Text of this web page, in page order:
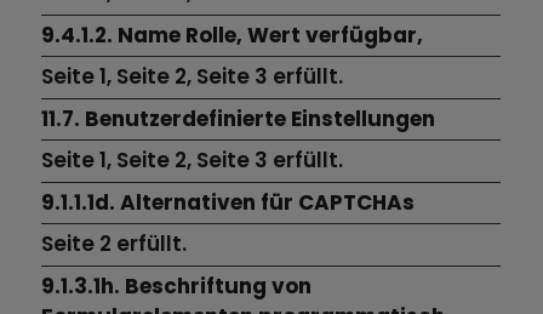
9.4.1.2. Name Rolle, Wert verfügbar,
Seite 1, Seite 2, Seite 3 erfüllt.
11.7. Benutzerdefinierte Einstellungen
Seite 1, Seite 2, Seite 3 erfüllt.
9.1.1.1d. Alternativen für CAPTCHAs
Seite 2 erfüllt.
9.1.3.1h. Beschriftung von